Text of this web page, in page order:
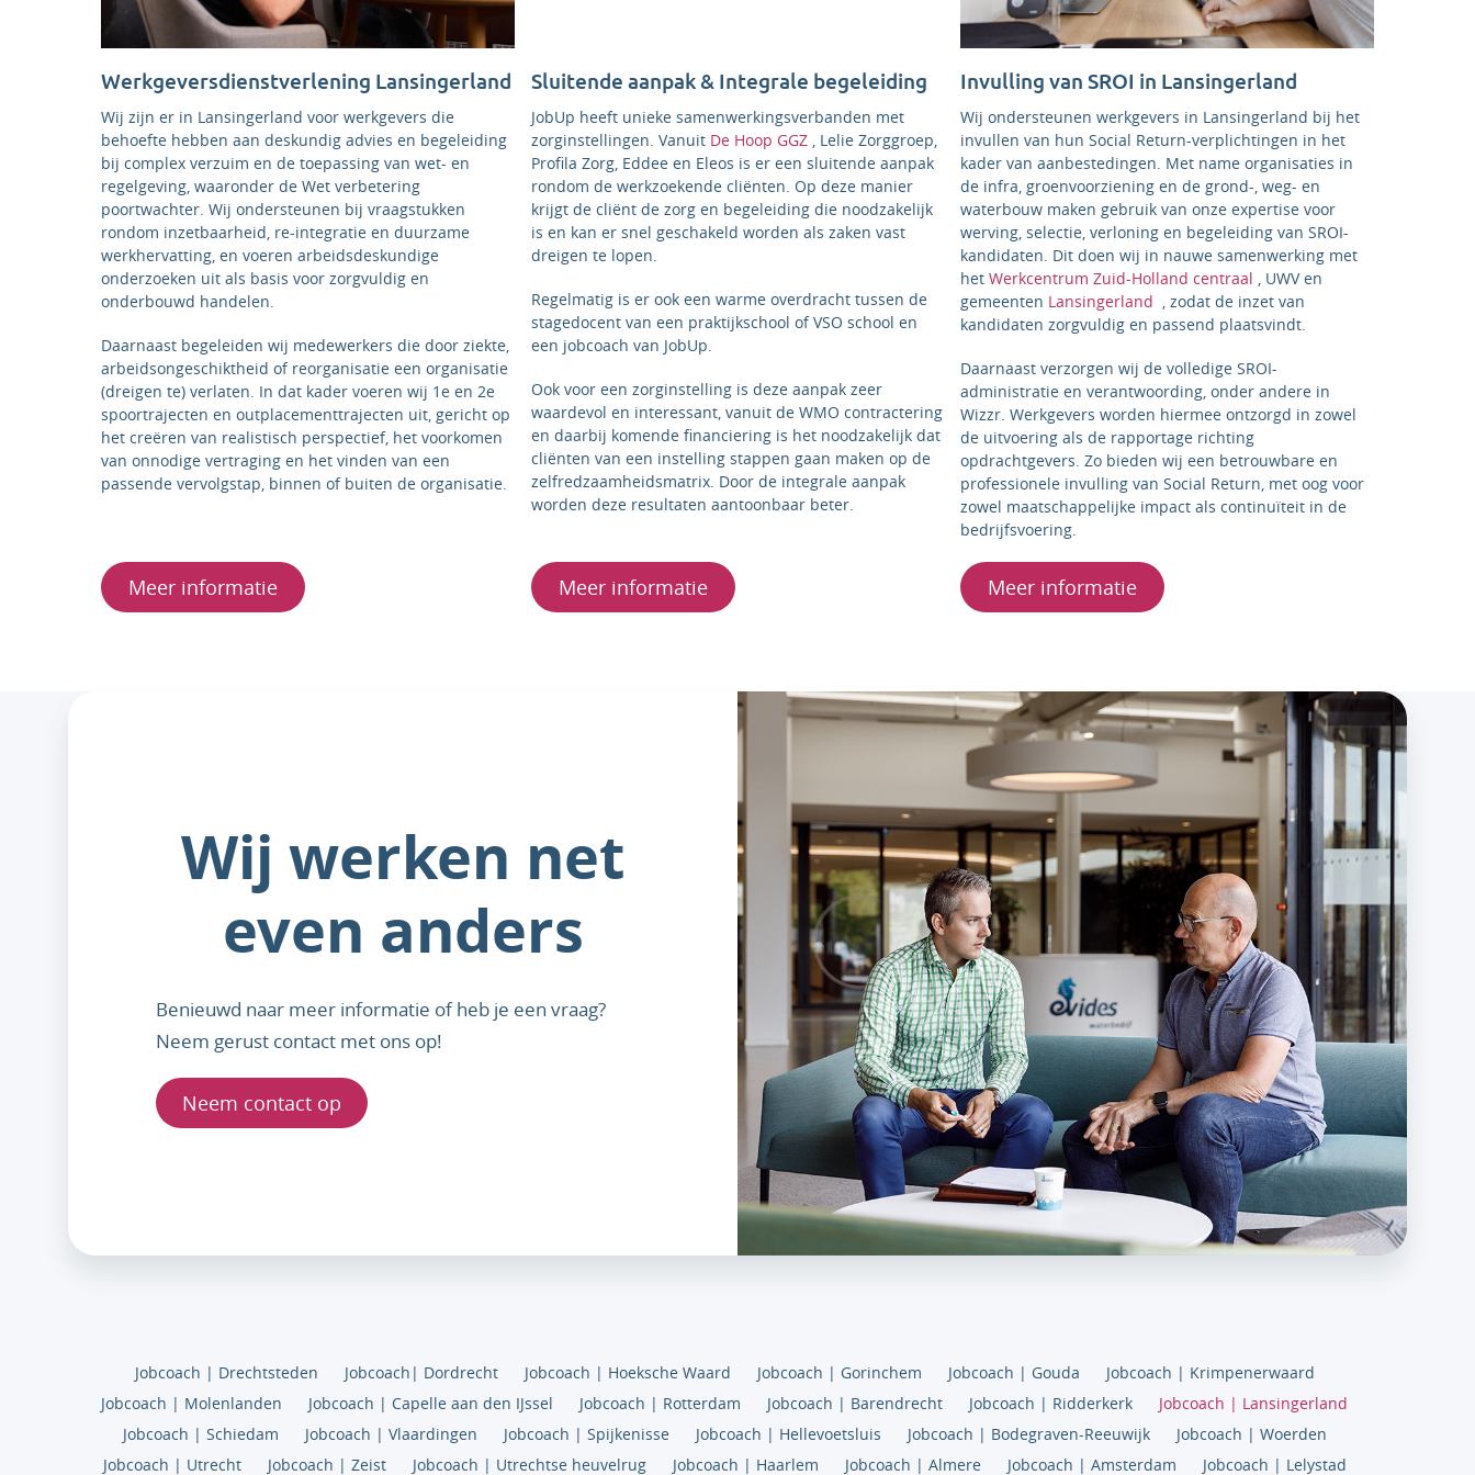
Werkgeversdienstverlening Lansingerland
Wij zijn er in Lansingerland voor werkgevers die
behoefte hebben aan deskundig advies en begeleiding
bij complex verzuim en de toepassing van wet- en
regelgeving, waaronder de Wet verbetering
poortwachter. Wij ondersteunen bij vraagstukken
rondom inzetbaarheid, re-integratie en duurzame
werkhervatting, en voeren arbeidsdeskundige
onderzoeken uit als basis voor zorgvuldig en
onderbouwd handelen.
Daarnaast begeleiden wij medewerkers die door ziekte,
arbeidsongeschiktheid of reorganisatie een organisatie
(dreigen te) verlaten. In dat kader voeren wij 1e en 2e
spoortrajecten en outplacementtrajecten uit, gericht op
het creëren van realistisch perspectief, het voorkomen
van onnodige vertraging en het vinden van een
passende vervolgstap, binnen of buiten de organisatie.
Meer informatie
Sluitende aanpak & Integrale begeleiding
JobUp heeft unieke samenwerkingsverbanden met
zorginstellingen. Vanuit De Hoop GGZ, Lelie Zorggroep,
Profila Zorg, Eddee en Eleos is er een sluitende aanpak
rondom de werkzoekende cliënten. Op deze manier
krijgt de cliënt de zorg en begeleiding die noodzakelijk
is en kan er snel geschakeld worden als zaken vast
dreigen te lopen.
Regelmatig is er ook een warme overdracht tussen de
stagedocent van een praktijkschool of VSO school en
een jobcoach van JobUp.
Ook voor een zorginstelling is deze aanpak zeer
waardevol en interessant, vanuit de WMO contractering
en daarbij komende financiering is het noodzakelijk dat
cliënten van een instelling stappen gaan maken op de
zelfredzaamheidsmatrix. Door de integrale aanpak
worden deze resultaten aantoonbaar beter.
Meer informatie
Invulling van SROI in Lansingerland
Wij ondersteunen werkgevers in Lansingerland bij het
invullen van hun Social Return-verplichtingen in het
kader van aanbestedingen. Met name organisaties in
de infra, groenvoorziening en de grond-, weg- en
waterbouw maken gebruik van onze expertise voor
werving, selectie, verloning en begeleiding van SROI-
kandidaten. Dit doen wij in nauwe samenwerking met
hetWerkcentrum Zuid-Holland centraal , UWV en
gemeenten Lansingerland , zodat de inzet van
kandidaten zorgvuldig en passend plaatsvindt.
Daarnaast verzorgen wij de volledige SROI-
administratie en verantwoording, onder andere in
Wizzr. Werkgevers worden hiermee ontzorgd in zowel
de uitvoering als de rapportage richting
opdrachtgevers. Zo bieden wij een betrouwbare en
professionele invulling van Social Return, met oog voor
zowel maatschappelijke impact als continuïteit in de
bedrijfsvoering.
Meer informatie
Wij werken net
even anders
Benieuwd naar meer informatie of heb je een vraag?
Neem gerust contact met ons op!
Neem contact op
Jobcoach | Drechtsteden Jobcoach| Dordrecht Jobcoach | Hoeksche Waard Jobcoach | Gorinchem Jobcoach | Gouda
Jobcoach | Krimpenerwaard
Jobcoach | Molenlanden
Jobcoach | Capelle aan den IJssel Jobcoach | Rotterdam Jobcoach | Barendrecht Jobcoach | Ridderkerk
Jobcoach | Lansingerland
Jobcoach | Schiedam
Jobcoach | Vlaardingen Jobcoach | Spijkenisse Jobcoach | Hellevoetsluis Jobcoach | Bodegraven-Reeuwijk
Jobcoach | Woerden
Jobcoach | Utrecht
Jobcoach | Zeist Jobcoach | Utrechtse heuvelrug Jobcoach | Haarlem Jobcoach | Almere Jobcoach | Amsterdam Jobcoach | Lelystad